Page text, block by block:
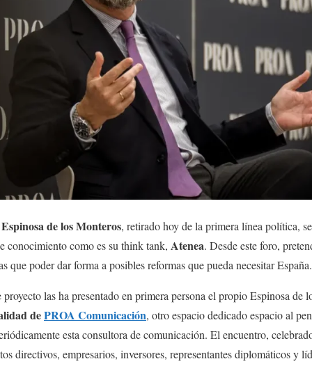
de los Monteros, retirado hoy de la primera línea política,
conocimiento como es su think tank, Atenea. Desde este foro,
que poder dar forma a posibles reformas que pueda necesitar España.
las ha presentado en primera persona el propio Espinosa de
dePROA Comunicación, otro espacio dedicado espacio al
esta consultora de comunicación. El encuentro,
directivos, empresarios, inversores, representantes diplomáticos y